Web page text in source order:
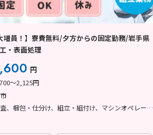
増員！】寮費無料/夕方からの固定勤務/岩手県
・表面処理
円
～2,125円
軽作業、検査、梱包・仕分け、組立・組付け、マシンオペレーター、立ち作業